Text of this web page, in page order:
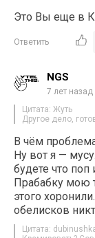
Это Вы еще в
Ответить
NGS
7 лет назад
Цитата: Жуть
Другое дело,
В чём
Ну вот я —
будете что поп
Прабабку мою
этого
обелисков
Цитата: